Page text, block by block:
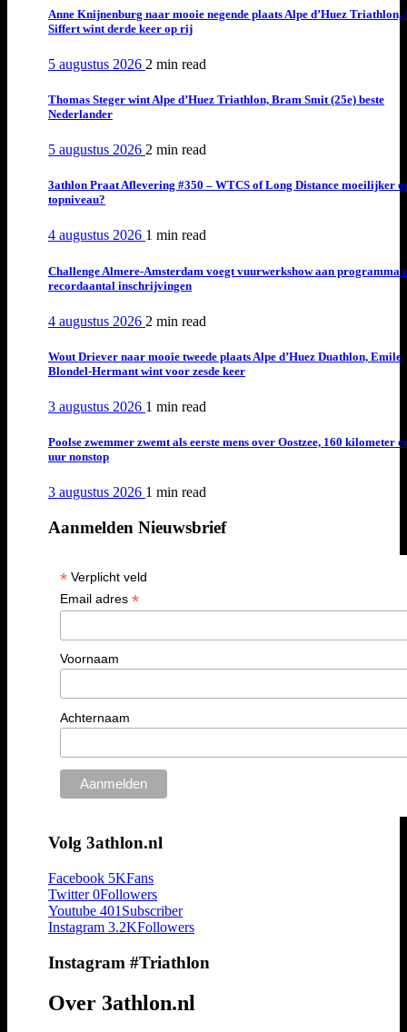
Anne Knijnenburg naar mooie negende plaats Alpe d’Huez Triathlon,
Siffert wint derde keer op rij
5 augustus 2026 2 min read
Thomas Steger wint Alpe d’Huez Triathlon, Bram Smit (25e) beste
Nederlander
5 augustus 2026 2 min read
3athlon Praat Aflevering #350 – WTCS of Long Distance moeilijker
topniveau?
4 augustus 2026 1 min read
Challenge Almere-Amsterdam voegt vuurwerkshow aan programma
recordaantal inschrijvingen
4 augustus 2026 2 min read
Wout Driever naar mooie tweede plaats Alpe d’Huez Duathlon, Emile
Blondel-Hermant wint voor zesde keer
3 augustus 2026 1 min read
Poolse zwemmer zwemt als eerste mens over Oostzee, 160 kilometer
uur nonstop
3 augustus 2026 1 min read
Aanmelden Nieuwsbrief
*Verplicht veld
Email adres *
Voornaam
Achternaam
Volg 3athlon.nl
Facebook 5KFans
Twitter 0Followers
Youtube 401 Subscriber
Instagram 3.2KFollowers
Instagram #Triathlon
Over 3athlon.nl